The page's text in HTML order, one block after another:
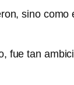
sino
fue tan